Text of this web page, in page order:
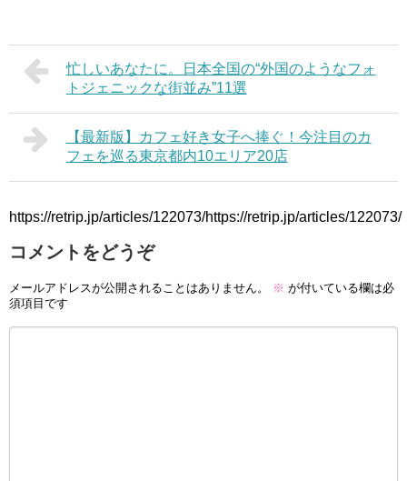
忙しいあなたに。日本全国の“外国のようなフォ
トジェニックな街並み”11選
【最新版】カフェ好き女子へ捧ぐ！今注目のカ
フェを巡る東京都内10エリア20店
https://retrip.jp/articles/122073/https://retrip.jp/articles/122073/
コメントをどうぞ
メールアドレスが公開されることはありません。 ※ が付いている欄は必
須項目です